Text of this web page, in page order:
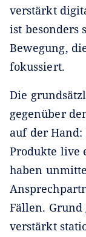
verstärkt
ist besonders
Bewegung,
fokussiert.
Die
gegenüber
auf der
Produkte live
haben
Fällen. Grund
verstärkt